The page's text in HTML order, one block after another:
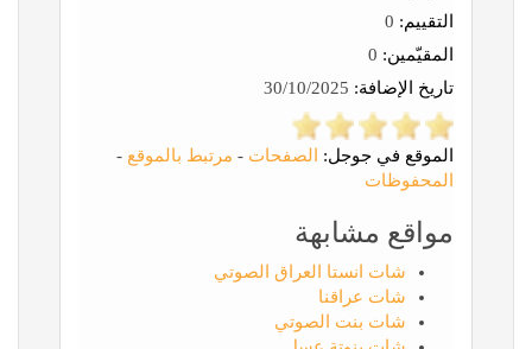
التقييم:
المقيّمين:
تاريخ الإضافة:
الموقع في جوجل: الصفحات - مرتبط بالموقع -
المحفوظات
مواقع مشابهة
شات انستا العراق الصوتي
شات عراقنا
شات بنت الصوتي